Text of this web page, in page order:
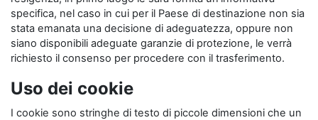
specifica, nel caso in cui per il Paese di destinazione non sia
stata emanata una decisione di adeguatezza, oppure non
siano disponibili adeguate garanzie di protezione, le verrà
richiesto il consenso per procedere con il trasferimento.
Uso dei cookie
I cookie sono stringhe di testo di piccole dimensioni che un